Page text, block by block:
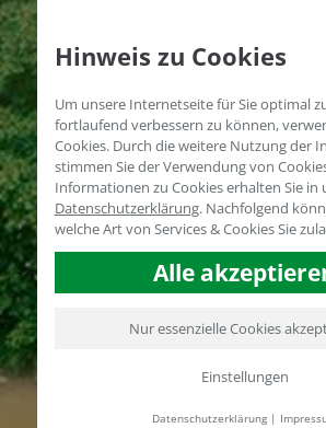
Hinweis zu Cookies
Um unsere Internetseite für Sie optimal
fortlaufend verbessern zu können,
Cookies. Durch die weitere Nutzung der
stimmen Sie der Verwendung von
Informationen zu Cookies erhalten Sie in
Datenschutzerklärung. Nachfolgend
welche Art von Services & Cookies Sie
Alle
Nur essenzielle Cookies
Einstellungen
Datenschutzerklärung|